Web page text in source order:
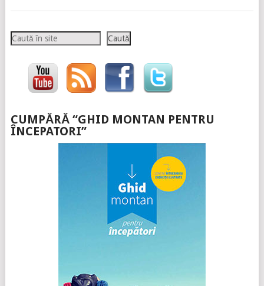
Caută Caută
CUMPĂRĂ “GHID MONTAN PENTRU
ÎNCEPATORI”